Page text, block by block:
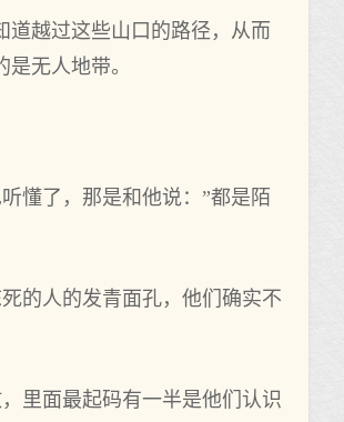
道越过这些山口的路径，从而
无人地带。
懂了，那是和他说：”都是陌
的人的发青面孔，他们确实不
里面最起码有一半是他们认识